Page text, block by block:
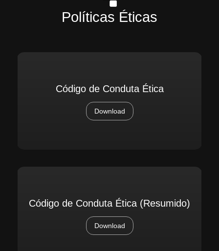
Políticas Éticas
Código de Conduta Ética
Download
Código de Conduta Ética (Resumido)
Download